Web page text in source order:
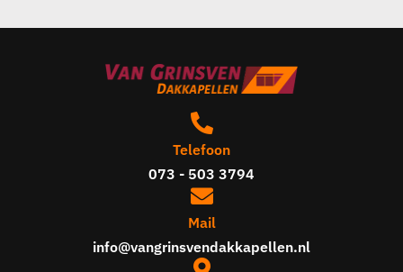
Telefoon
073 - 503 3794
Mail
info@vangrinsvendakkapellen.nl